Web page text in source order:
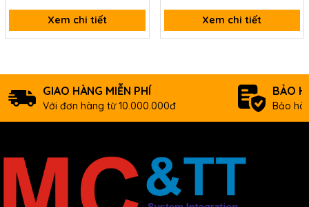
Xem chi tiết Xem chi tiết
GIAO HÀNG MIỄN PHÍ
Với đơn hàng từ 10.000.000đ
BẢO
Bảo